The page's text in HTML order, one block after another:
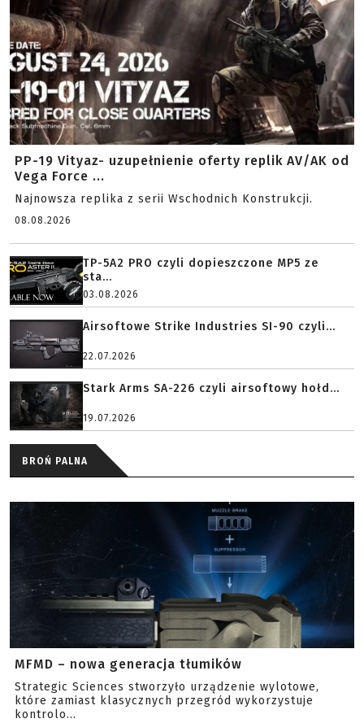
PP-19 Vityaz- uzupełnienie oferty replik AV/AK od
Vega Force ...
Najnowsza replika z serii Wschodnich Konstrukcji.
08.08.2026
TP-5A2 PRO czyli dopieszczone MP5 ze
sta...
03.08.2026
Airsoftowe Strike Industries SI-90 czyli...
22.07.2026
Stark Arms SA-226 czyli airsoftowy hołd...
19.07.2026
BROŃ PALNA
MFMD – nowa generacja tłumików
Strategic Sciences stworzyło urządzenie wylotowe,
które zamiast klasycznych przegród wykorzystuje
kontrolo...